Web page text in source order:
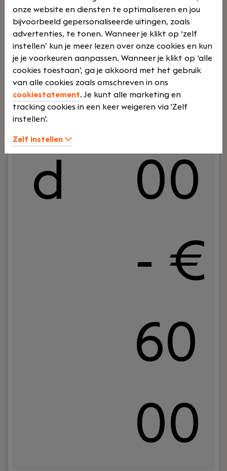
Vo
ltij
d
€
45
00
- €
60
00
onze website en diensten te optimaliseren en jou
bijvoorbeeld gepersonaliseerde uitingen, zoals
advertenties, te tonen. Wanneer je klikt op ‘zelf
instellen’ kun je meer lezen over onze cookies en kun
je je voorkeuren aanpassen. Wanneer je klikt op ‘alle
cookies toestaan’, ga je akkoord met het gebruik
van alle cookies zoals omschreven in ons
cookiestatement. Je kunt alle marketing en
tracking cookies in een keer weigeren via 'Zelf
instellen'.
Zelf instellen